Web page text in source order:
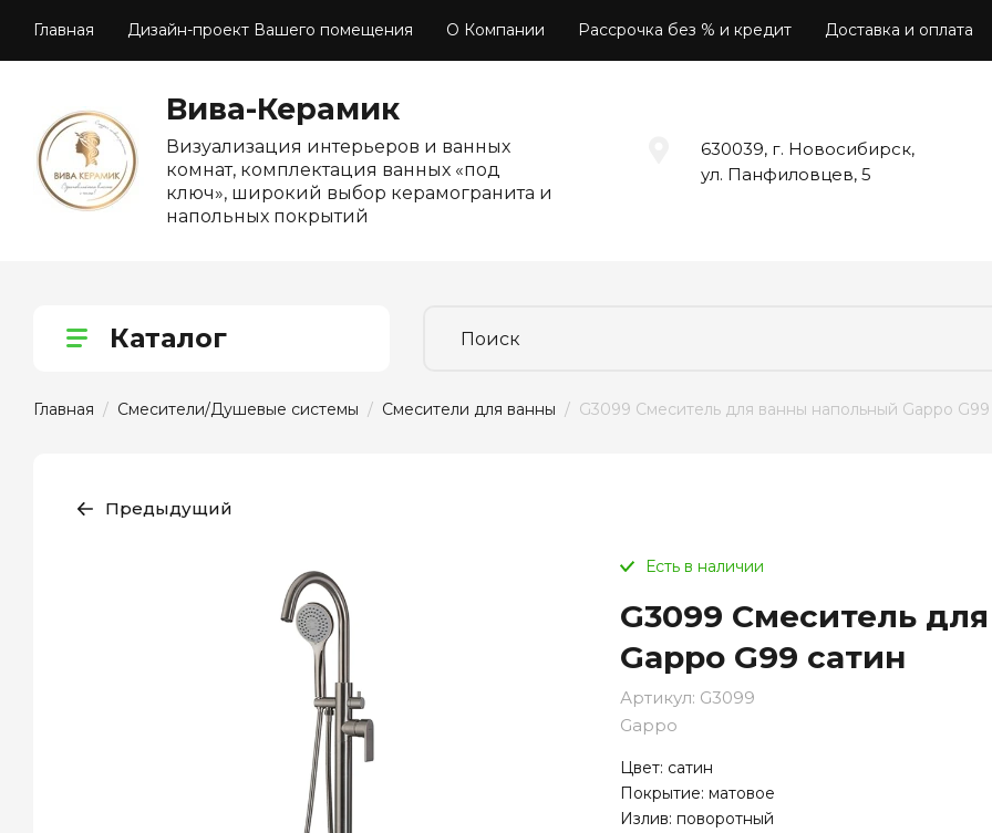
Главная Дизайн-проект Вашего помещения О Компании Рассрочка без % и кредит Доставка и оплата
Вива-Керамик
Визуализация интерьеров и ванных
комнат, комплектация ванных «под
ключ», широкий выбор керамогранита и
напольных покрытий
630039, г. Новосибирск,
ул. Панфиловцев, 5
Каталог
Главная / Смесители/Душевые системы / Смесители для ванны /  G3099 Смеситель для ванны напольный Gappo G99
Предыдущий
Есть в наличии
G3099 Смеситель
Gappo G99 сатин
Артикул: G3099
Gappo
Цвет: сатин
Покрытие: матовое
Излив: поворотный